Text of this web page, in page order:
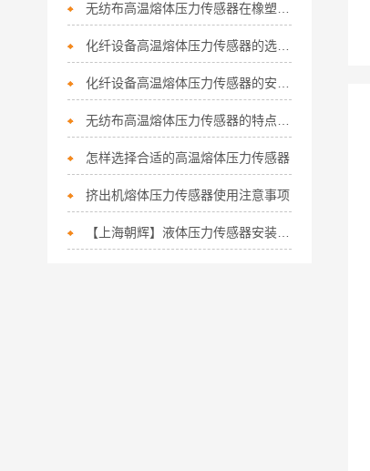
化纤设备高温熔体压力传感器的选择注意事项
怎样选择合适的高温熔体压力传感器
挤出机熔体压力传感器使用注意事项
【上海朝辉】液体压力传感器安装位置